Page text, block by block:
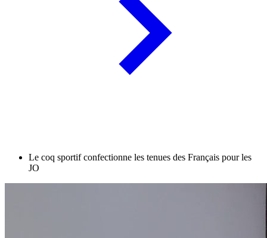
Le coq sportif confectionne les tenues des Français pour les
JO